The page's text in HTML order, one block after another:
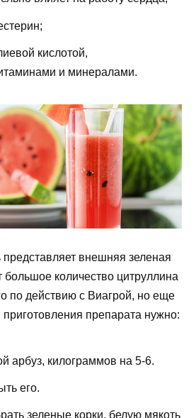
кислотой,
и минералами.
внешняя зеленая
большое количество цитруллина
по действию с Виагрой, но еще
препарата нужно:
арбуз, килограммов на 5-6.
его.
зеленые корки, белую мякоть